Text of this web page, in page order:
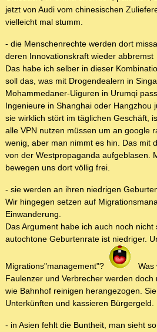
jetzt von Audi vom chinesischen
vielleicht mal stumm.
- die Menschenrechte werden dort
deren Innovationskraft wieder abbremst
Das habe ich selber in dieser
soll das, was mit Drogendealern in
Mohammedaner-Uiguren in Urumqi
Ingenieure in Shanghai oder Hangzhou
sie wirklich stört im täglichen Geschäft,
alle VPN nutzen müssen um an google
wenig, aber man nimmt es hin. Das mit
von der Westpropaganda aufgeblasen.
bewegen uns dort völlig frei.
- sie werden an ihren niedrigen
Wir hingegen setzen auf
Einwanderung.
Das Argument habe ich auch noch
autochtone Geburtenrate ist niedriger.
Migrations"management"?
Was
Faulenzer und Verbrecher werden
wie Bahnhof reinigen herangezogen.
Unterkünften und kassieren Bürgergeld.
- in Asien fehlt die Buntheit, man sieht